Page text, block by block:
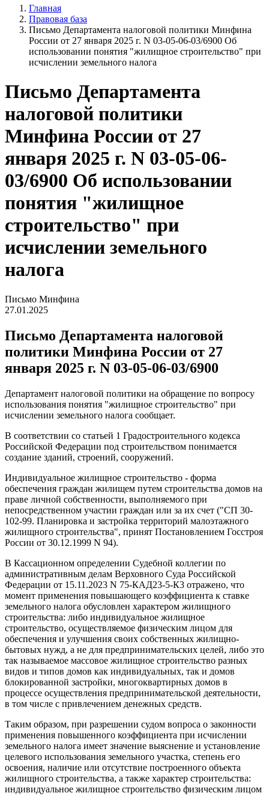
Главная
Правовая база
Письмо Департамента налоговой политики Минфина
России от 27 января 2025 г. N 03-05-06-03/6900 Об
использовании понятия "жилищное строительство" при
исчислении земельного налога
Письмо Департамента
налоговой политики
Минфина России от 27
января 2025 г. N 03-05-06-
03/6900 Об использовании
понятия "жилищное
строительство" при
исчислении земельного
налога
Письмо Минфина
27.01.2025
Письмо Департамента налоговой
политики Минфина России от 27
января 2025 г. N 03-05-06-03/6900
Департамент налоговой политики на обращение по вопросу
использования понятия "жилищное строительство" при
исчислении земельного налога сообщает.
В соответствии со статьей 1 Градостроительного кодекса
Российской Федерации под строительством понимается
создание зданий, строений, сооружений.
Индивидуальное жилищное строительство - форма
обеспечения граждан жилищем путем строительства домов на
праве личной собственности, выполняемого при
непосредственном участии граждан или за их счет ("СП 30-
102-99. Планировка и застройка территорий малоэтажного
жилищного строительства", принят Постановлением Госстроя
России от 30.12.1999 N 94).
В Кассационном определении Судебной коллегии по
административным делам Верховного Суда Российской
Федерации от 15.11.2023 N 75-КАД23-5-К3 отражено, что
момент применения повышающего коэффициента к ставке
земельного налога обусловлен характером жилищного
строительства: либо индивидуальное жилищное
строительство, осуществляемое физическим лицом для
обеспечения и улучшения своих собственных жилищно-
бытовых нужд, а не для предпринимательских целей, либо это
так называемое массовое жилищное строительство разных
видов и типов домов как индивидуальных, так и домов
блокированной застройки, многоквартирных домов в
процессе осуществления предпринимательской деятельности,
в том числе с привлечением денежных средств.
Таким образом, при разрешении судом вопроса о законности
применения повышенного коэффициента при исчислении
земельного налога имеет значение выяснение и установление
целевого использования земельного участка, степень его
освоения, наличие или отсутствие построенного объекта
жилищного строительства, а также характер строительства:
индивидуальное жилищное строительство физическим лицом